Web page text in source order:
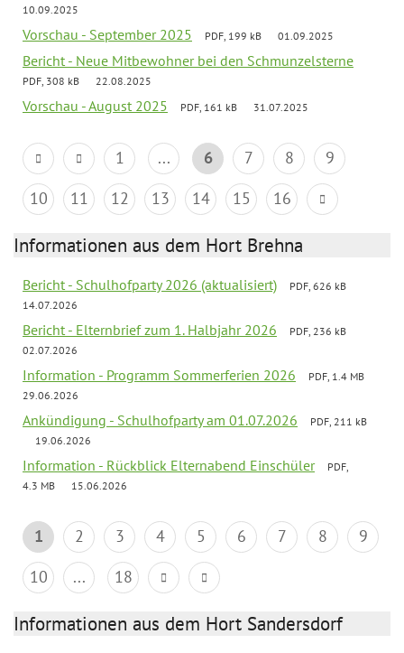
10.09.2025
Vorschau - September 2025 PDF, 199 kB 01.09.2025
Bericht - Neue Mitbewohner bei den Schmunzelsterne
PDF, 308 kB 22.08.2025
Vorschau - August 2025 PDF, 161 kB 31.07.2025
1 ... 6 7 8
9
10
11 12 13 14 15 16
Informationen aus dem Hort Brehna
Bericht - Schulhofparty 2026 (aktualisiert)
PDF, 626 kB
14.07.2026
Bericht - Elternbrief zum 1. Halbjahr 2026
PDF, 236 kB
02.07.2026
Information - Programm Sommerferien 2026
PDF, 1.4 MB
29.06.2026
Ankündigung - Schulhofparty am 01.07.2026
PDF, 211 kB
19.06.2026
Information - Rückblick Elternabend Einschüler
PDF,
4.3 MB
15.06.2026
1 2 3 4 5 6 7 8
9
10
... 18
Informationen aus dem Hort Sandersdorf